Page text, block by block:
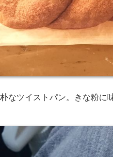
なツイストパン。きな粉に